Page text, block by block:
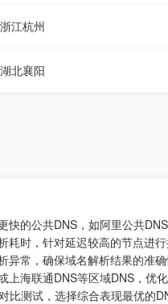
浙江杭州
湖北襄阳
的公共DNS，如阿里公共
时，针对延迟较高的节点进行
常，确保域名解析结果的准确
海联通DNS等区域DNS，优
测试，选择综合表现最优的